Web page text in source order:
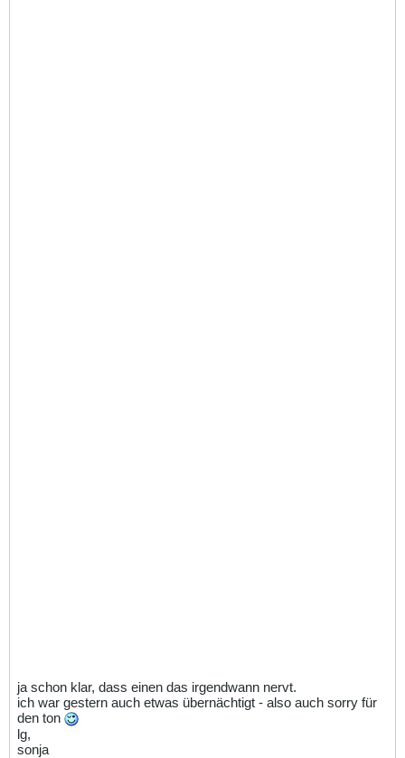
ja schon klar, dass einen das irgendwann nervt.
ich war gestern auch etwas übernächtigt - also auch sorry für
den ton
lg,
sonja